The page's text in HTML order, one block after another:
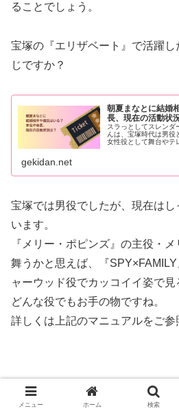
ることでしょう。
宝塚の『エリザベート』で活躍
じですか？
朝夏まなとに結婚
長、現在の活動状
スラっとしてスレンダ
んは、宝塚時代は男役
女性役として舞台やテ
gekidan.net
宝塚では男役でしたが、現在は
います。
『メリー・ポピンズ』の主役・
舞うかと思えば、『
ャーウッド役でカッコイイ姿で見
どんな役でもお手の物ですね。
詳しくは上記のマニュアルをご参
メニュー ホーム 検索